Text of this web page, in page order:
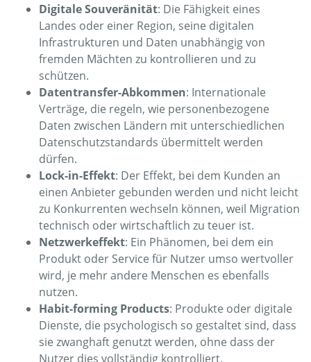
Digitale Souveränität: Die Fähigkeit eines
Landes oder einer Region, seine digitalen
Infrastrukturen und Daten unabhängig von
fremden Mächten zu kontrollieren und zu
schützen.
Datentransfer-Abkommen: Internationale
Verträge, die regeln, wie personenbezogene
Daten zwischen Ländern mit unterschiedlichen
Datenschutzstandards übermittelt werden
dürfen.
Lock-in-Effekt: Der Effekt, bei dem Kunden an
einen Anbieter gebunden werden und nicht leicht
zu Konkurrenten wechseln können, weil Migration
technisch oder wirtschaftlich zu teuer ist.
Netzwerkeffekt: Ein Phänomen, bei dem ein
Produkt oder Service für Nutzer umso wertvoller
wird, je mehr andere Menschen es ebenfalls
nutzen.
Habit-forming Products: Produkte oder digitale
Dienste, die psychologisch so gestaltet sind, dass
sie zwanghaft genutzt werden, ohne dass der
Nutzer dies vollständig kontrolliert.